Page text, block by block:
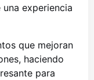
experiencia
que mejoran
haciendo
para